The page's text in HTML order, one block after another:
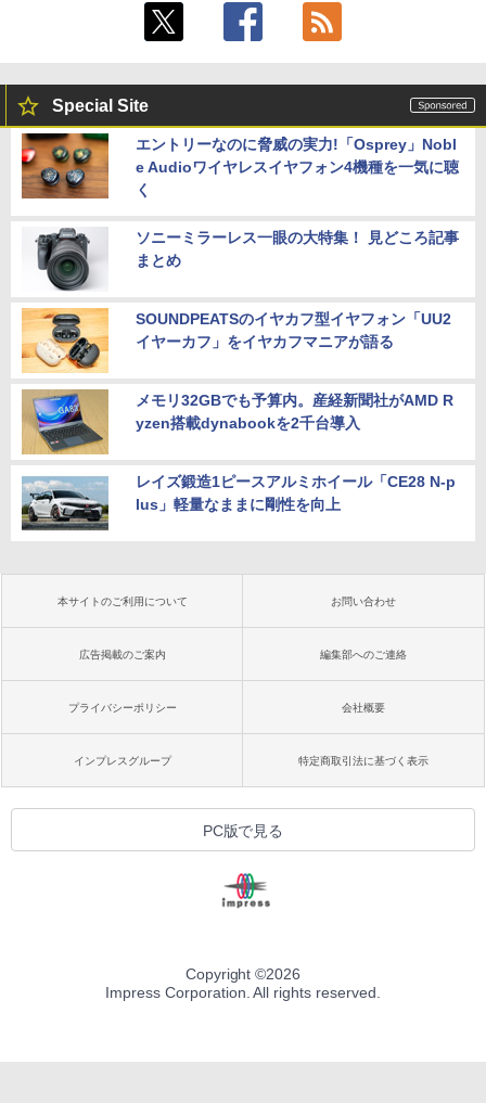
Special Site
エントリーなのに脅威の実力!「Osprey」Nobl
e Audioワイヤレスイヤフォン4機種を一気に聴
く
ソニーミラーレス一眼の大特集！ 見どころ記事
まとめ
SOUNDPEATSのイヤカフ型イヤフォン「UU2
イヤーカフ」をイヤカフマニアが語る
メモリ32GBでも予算内。産経新聞社がAMD R
yzen搭載dynabookを2千台導入
レイズ鍛造1ピースアルミホイール「CE28 N-p
lus」軽量なままに剛性を向上
本サイトのご利用について お問い合わせ
広告掲載のご案内 編集部へのご連絡
プライバシーポリシー 会社概要
インプレスグループ 特定商取引法に基づく表示
PC版で見る
Copyright ©2026
Impress Corporation. All rights reserved.